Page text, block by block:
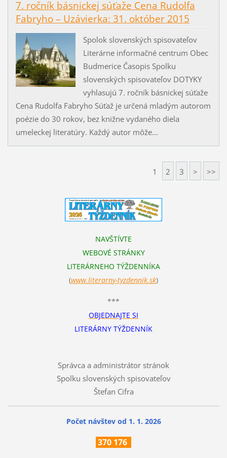
7. ročník básnickej súťaže Cena Rudolfa
Fabryho – Uzávierka: 31. október 2015
Spolok slovenských spisovateľov
Literárne informačné centrum Obec
Budmerice Časopis Spolku
slovenských spisovateľov DOTYKY
vyhlasujú 7. ročník básnickej súťaže
Cena Rudolfa Fabryho Súťaž je určená mladým autorom
poézie do 30 rokov, bez knižne vydaného diela
umeleckej literatúry. Každý autor môže...
1 2 3 > >>
NAVŠTÍVTE
WEBOVÉ STRÁNKY
LITERÁRNEHO TÝŽDENNÍKA
(www.literarny-tyzdennik.sk)
***
OBJEDNAJTE SI
LITERÁRNY TÝŽDENNÍK
Správca a administrátor stránok
Spolku slovenských spisovateľov
Štefan Cifra
Počet návštev od 1. 1. 2026
370 176